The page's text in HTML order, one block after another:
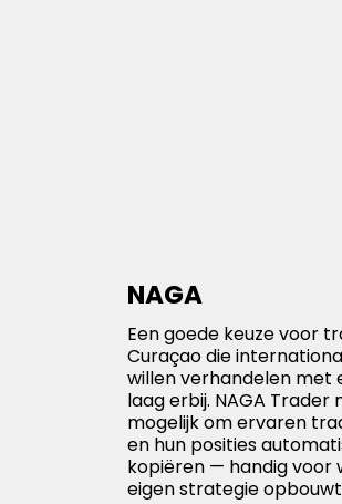
NAGA
Een goede keuze voor
Curaçao die
willen verhandelen met
laag erbij. NAGA Trader
mogelijk om ervaren
en hun posities
kopiëren — handig voor
eigen strategie